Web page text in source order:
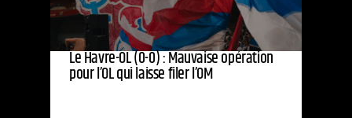
Le Havre-OL (0-0) : Mauvaise opération
pour l’OL qui laisse filer l’OM